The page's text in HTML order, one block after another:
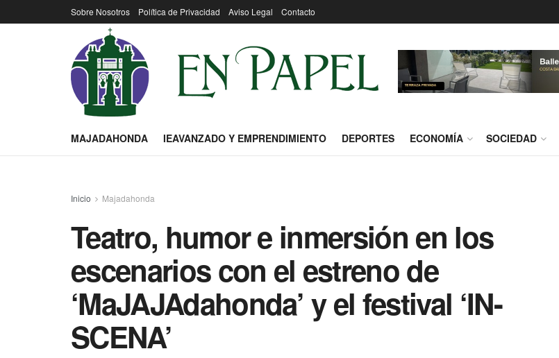
Sobre Nosotros Política de Privacidad Aviso Legal Contacto
MAJADAHONDA IEAVANZADO Y EMPRENDIMIENTO DEPORTES ECONOMÍA SOCIEDAD
Inicio Majadahonda
Teatro, humor e inmersión en los
escenarios con el estreno de
‘MaJAJAdahonda’ y el festival ‘IN-
SCENA’